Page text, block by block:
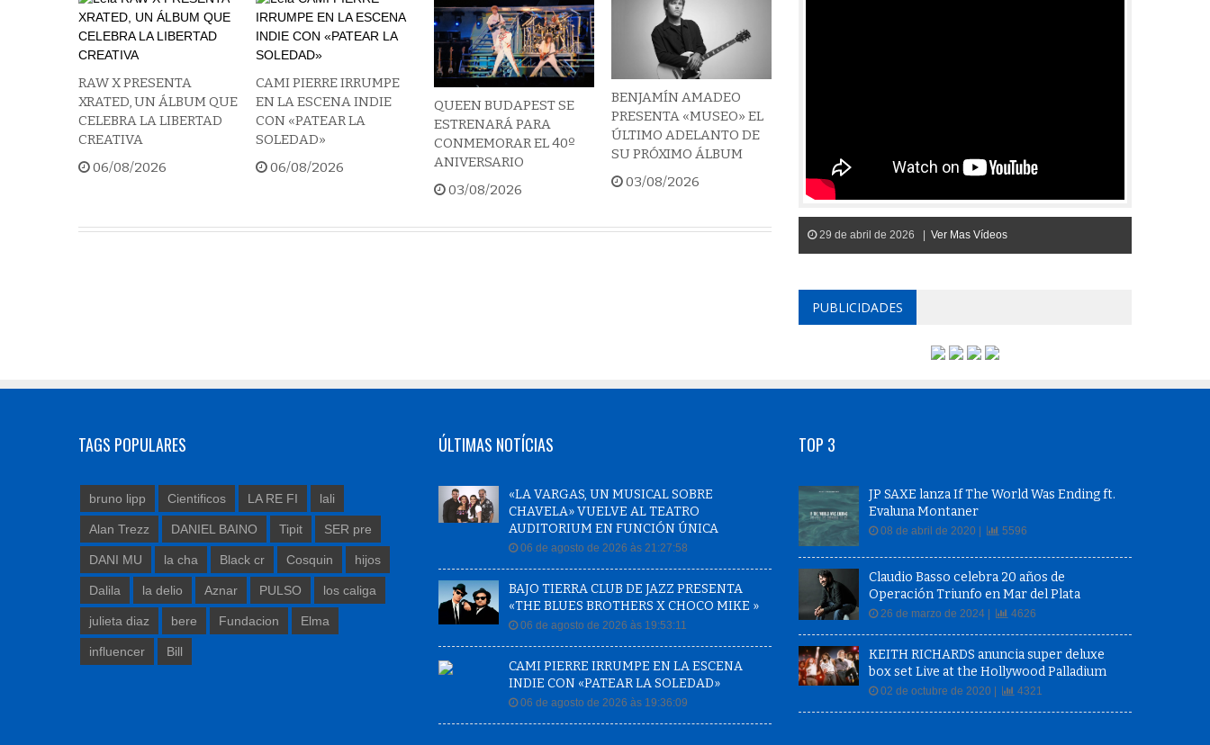
RAW X PRESENTA
XRATED, UN ÁLBUM QUE
CELEBRA LA LIBERTAD
CREATIVA
06/08/2026
CAMI PIERRE IRRUMPE
EN LA ESCENA INDIE
CON «PATEAR LA
SOLEDAD»
06/08/2026
QUEEN BUDAPEST SE
ESTRENARÁ PARA
CONMEMORAR EL 40º
ANIVERSARIO
03/08/2026
BENJAMÍN AMADEO
PRESENTA «MUSEO» EL
ÚLTIMO ADELANTO DE
SU PRÓXIMO ÁLBUM
03/08/2026
29 de abril de 2026 | Ver Mas Vídeos
PUBLICIDADES
TAGS POPULARES
bruno lipp Cientificos LA RE FI lali
Alan Trezz DANIEL BAINO Tipit SER pre
DANI MU la cha Black cr Cosquin hijos
Dalila la delio Aznar PULSO los caliga
julieta diaz bere Fundacion Elma
influencer Bill
ÚLTIMAS NOTÍCIAS
«LA VARGAS, UN MUSICAL SOBRE
CHAVELA» VUELVE AL TEATRO
AUDITORIUM EN FUNCIÓN ÚNICA
06 de agosto de 2026 às 21:27:58
BAJO TIERRA CLUB DE JAZZ PRESENTA
«THE BLUES BROTHERS X CHOCO MIKE »
06 de agosto de 2026 às 19:53:11
CAMI PIERRE IRRUMPE EN LA ESCENA
INDIE CON «PATEAR LA SOLEDAD»
06 de agosto de 2026 às 19:36:09
TOP 3
JP SAXE lanza If The World Was Ending ft.
Evaluna Montaner
08 de abril de 2020 | 5596
Claudio Basso celebra 20 años de
Operación Triunfo en Mar del Plata
26 de marzo de 2024 | 4626
KEITH RICHARDS anuncia super deluxe
box set Live at the Hollywood Palladium
02 de octubre de 2020 | 4321